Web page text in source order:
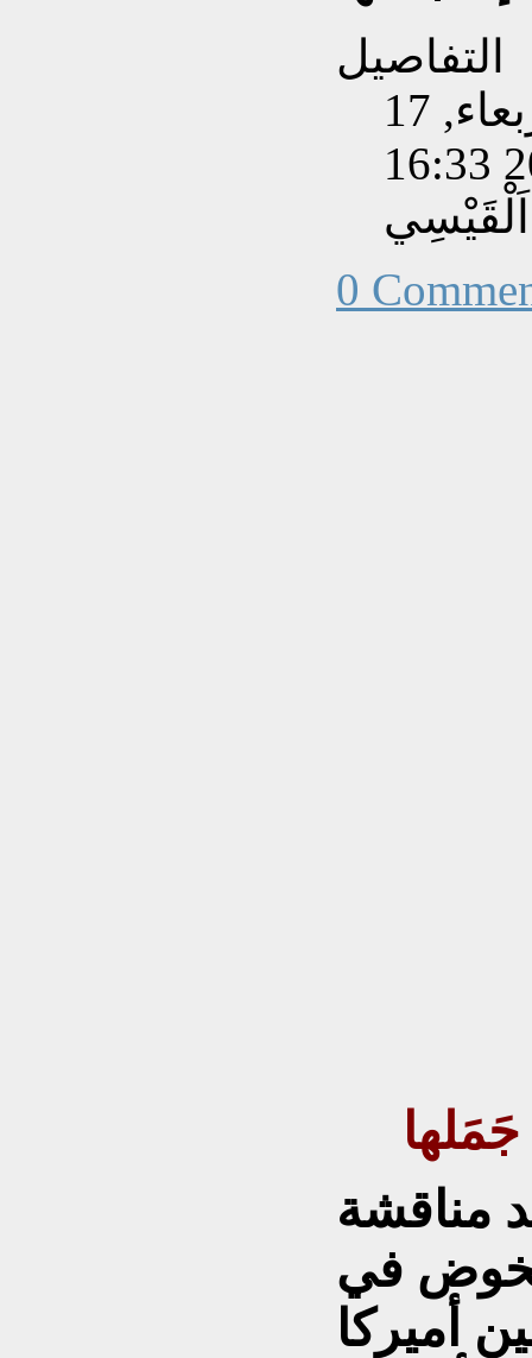
التفاصيل
تم إنشاءه بتاريخ الأربعاء, 17
0
جَمَلها
مناقشة
في
أميركا